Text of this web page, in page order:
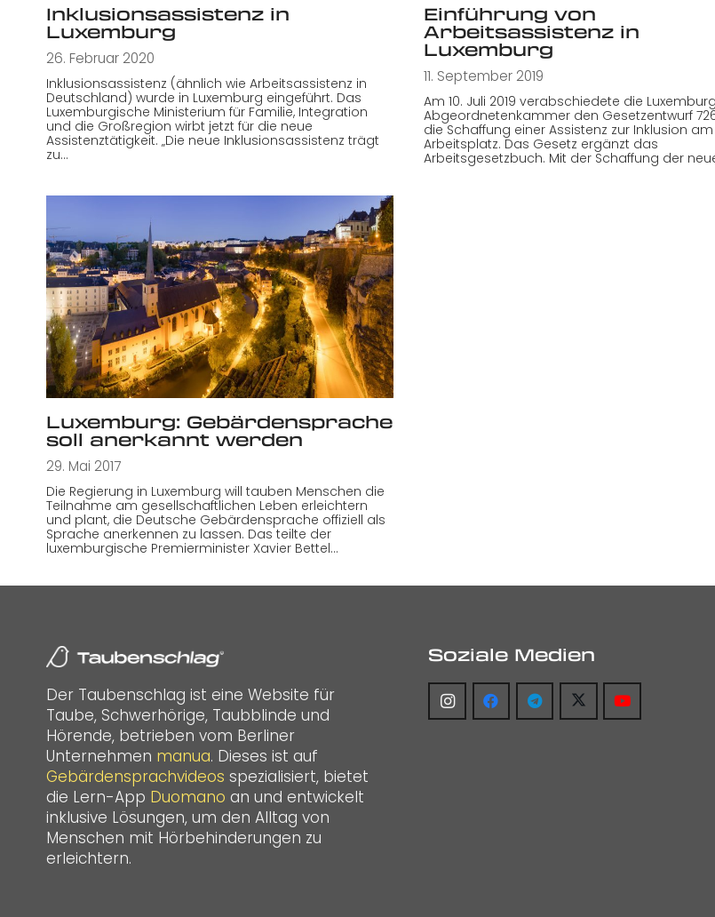
Inklusionsassistenz in
Luxemburg
26. Februar 2020
Inklusionsassistenz (ähnlich wie Arbeitsassistenz in
Deutschland) wurde in Luxemburg eingeführt. Das
Luxemburgische Ministerium für Familie, Integration
und die Großregion wirbt jetzt für die neue
Assistenztätigkeit. „Die neue Inklusionsassistenz trägt
zu…
Einführung von
Arbeitsassistenz in
Luxemburg
11. September 2019
Am 10. Juli 2019 verabschiedete die
Abgeordnetenkammer den Gesetzentwurf
die Schaffung einer Assistenz zur Inklusion am
Arbeitsplatz. Das Gesetz ergänzt das
Arbeitsgesetzbuch. Mit der Schaffung der
Luxemburg: Gebärdensprache
soll anerkannt werden
29. Mai 2017
Die Regierung in Luxemburg will tauben Menschen die
Teilnahme am gesellschaftlichen Leben erleichtern
und plant, die Deutsche Gebärdensprache offiziell als
Sprache anerkennen zu lassen. Das teilte der
luxemburgische Premierminister Xavier Bettel…
Der Taubenschlag ist eine Website für
Taube, Schwerhörige, Taubblinde und
Hörende, betrieben vom Berliner
Unternehmen manua. Dieses ist auf
Gebärdensprachvideos spezialisiert, bietet
die Lern-App Duomano an und entwickelt
inklusive Lösungen, um den Alltag von
Menschen mit Hörbehinderungen zu
erleichtern.
Soziale Medien